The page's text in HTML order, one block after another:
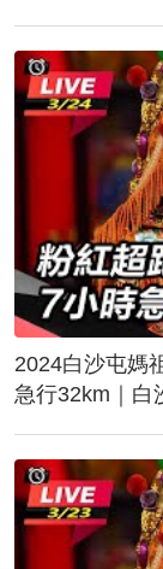
2024白沙屯媽
急行32km｜白